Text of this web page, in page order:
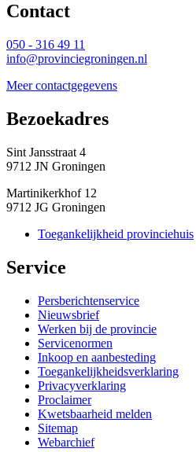
Contact
050 - 316 49 11
info@provinciegroningen.nl
Meer contactgegevens
Bezoekadres
Sint Jansstraat 4
9712 JN Groningen
Martinikerkhof 12
9712 JG Groningen
Toegankelijkheid provinciehuis
Service
Persberichtenservice
Nieuwsbrief
Werken bij de provincie
Servicenormen
Inkoop en aanbesteding
Toegankelijkheidsverklaring
Privacyverklaring
Proclaimer
Kwetsbaarheid melden
Sitemap
Webarchief